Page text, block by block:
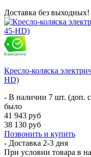
Доставка без выходных!
Кресло-коляска
HD)
- В наличии 7 шт. (доп.
было
41 943 руб
38 130 руб
Позвонить и купить
- Доставка 2-3 дня
При условии товара в